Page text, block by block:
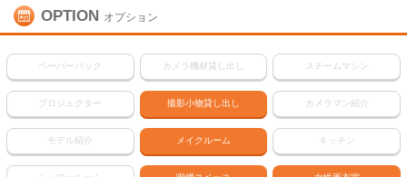
OPTION オプション
ペーパーバック カメラ機材貸し出し スチームマシン
プロジェクター 撮影小物貸し出し カメラマン紹介
モデル紹介 メイクルーム キッチン